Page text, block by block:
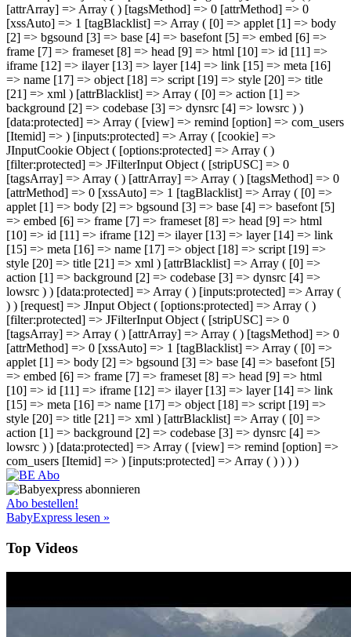
[attrArray] => Array ( ) [tagsMethod] => 0 [attrMethod] => 0
[xssAuto] => 1 [tagBlacklist] => Array ( [0] => applet [1] => body
[2] => bgsound [3] => base [4] => basefont [5] => embed [6] =>
frame [7] => frameset [8] => head [9] => html [10] => id [11] =>
iframe [12] => ilayer [13] => layer [14] => link [15] => meta [16]
=> name [17] => object [18] => script [19] => style [20] => title
[21] => xml ) [attrBlacklist] => Array ( [0] => action [1] =>
background [2] => codebase [3] => dynsrc [4] => lowsrc ) )
[data:protected] => Array ( [view] => remind [option] => com_users
[Itemid] => ) [inputs:protected] => Array ( [cookie] =>
JInputCookie Object ( [options:protected] => Array ( )
[filter:protected] => JFilterInput Object ( [stripUSC] => 0
[tagsArray] => Array ( ) [attrArray] => Array ( ) [tagsMethod] => 0
[attrMethod] => 0 [xssAuto] => 1 [tagBlacklist] => Array ( [0] =>
applet [1] => body [2] => bgsound [3] => base [4] => basefont [5]
=> embed [6] => frame [7] => frameset [8] => head [9] => html
[10] => id [11] => iframe [12] => ilayer [13] => layer [14] => link
[15] => meta [16] => name [17] => object [18] => script [19] =>
style [20] => title [21] => xml ) [attrBlacklist] => Array ( [0] =>
action [1] => background [2] => codebase [3] => dynsrc [4] =>
lowsrc ) ) [data:protected] => Array ( ) [inputs:protected] => Array (
) ) [request] => JInput Object ( [options:protected] => Array ( )
[filter:protected] => JFilterInput Object ( [stripUSC] => 0
[tagsArray] => Array ( ) [attrArray] => Array ( ) [tagsMethod] => 0
[attrMethod] => 0 [xssAuto] => 1 [tagBlacklist] => Array ( [0] =>
applet [1] => body [2] => bgsound [3] => base [4] => basefont [5]
=> embed [6] => frame [7] => frameset [8] => head [9] => html
[10] => id [11] => iframe [12] => ilayer [13] => layer [14] => link
[15] => meta [16] => name [17] => object [18] => script [19] =>
style [20] => title [21] => xml ) [attrBlacklist] => Array ( [0] =>
action [1] => background [2] => codebase [3] => dynsrc [4] =>
lowsrc ) ) [data:protected] => Array ( [view] => remind [option] =>
com_users [Itemid] => ) [inputs:protected] => Array ( ) ) ) )
Abo bestellen!
BabyExpress lesen »
Top Videos